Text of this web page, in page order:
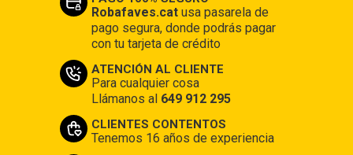
Robafaves.catusa pasarela de
pago segura, donde podrás pagar
con tu tarjeta de crédito
ATENCIÓN AL CLIENTE
Para cualquier cosa
Llámanos al 649 912 295
CLIENTES CONTENTOS
Tenemos 16 años de experiencia